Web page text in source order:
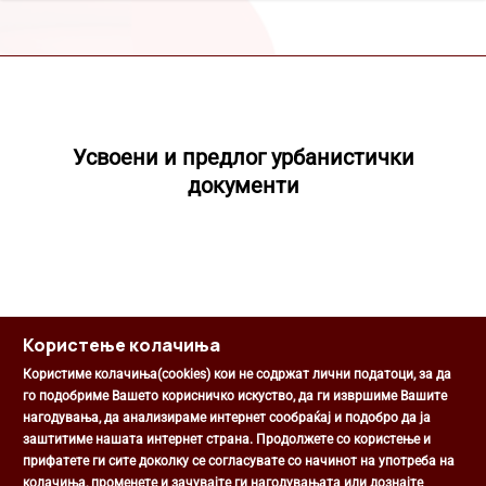
Усвоени и предлог урбанистички
документи
Општина Центар
Михаил Цоков бр. 1, Скопје
Скопје, РС Македонија
Користење колачиња
Користиме колачиња(cookies) кои не содржат лични податоци, за да
го подобриме Вашето корисничко искуство, да ги извршиме Вашите
нагодувања, да анализираме интернет сообраќај и подобро да ја
заштитиме нашата интернет страна. Продолжете со користење и
прифатете ги сите доколку се согласувате со начинот на употреба на
колачиња, променете и зачувајте ги нагодувањата или дознајте